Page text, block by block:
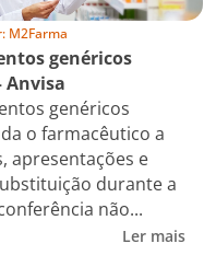
M2Farma
genéricos
genéricos
o farmacêutico a
apresentações e
durante a
não...
Ler mais